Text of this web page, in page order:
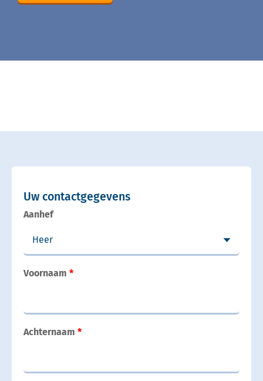
Uw contactgegevens
Aanhef
Voornaam
Achternaam